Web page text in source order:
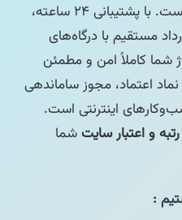
از معتبرترین سایت‌های ایرانی است. با پشتیبانی ۲۴ ساعته،
مستقیم با درگاه‌های
شما کاملاً امن و مطمئن
اعتماد، مجوز ساماندهی
اینترنتی است.
و اعتبار سایتشما